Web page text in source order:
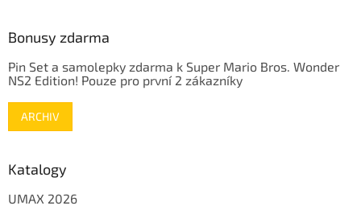
Bonusy zdarma
Pin Set a samolepky zdarma k Super Mario Bros. Wonder
NS2 Edition! Pouze pro první 2 zákazníky
ARCHIV
Katalogy
UMAX 2026